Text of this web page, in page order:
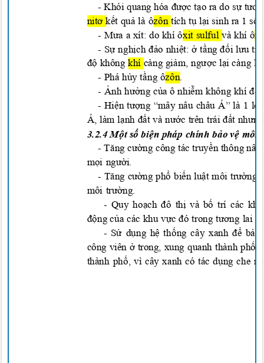
-Khói quang hóa được tạo ra do sự
nitơ kết quả là ôzôn tích tụ lại sinh ra 1 số
- Mưa a xít: do khí ôxit sulful và khí ô
- Sự nghịch đảo nhiệt: ở tầng đối lưu
độ khôngkhí càng giảm, ngược lại càng
- Phá hủy tầng ôzôn.
- Ảnh hưởng của ô nhiễm không khí
-Hiện tượng “mây nâu châu Á” là 1
Á, làm lạnh đất và nước trên trái đất
3.2.4Một số biện pháp chính bảovệ môi
-Tăng cường công tác truyền thông
mọi người.
- Tăng cường phổ biến luật môi
môi trường.
- Quy hoạch đô thịvà bốtrí các
động của các khu vựcđó trongtương lai
- Sử dụng hệthống cây xanhđể b
công viênở trong, xung quanh thành phố
thành phố , vì cây xanh có tác dụng che n